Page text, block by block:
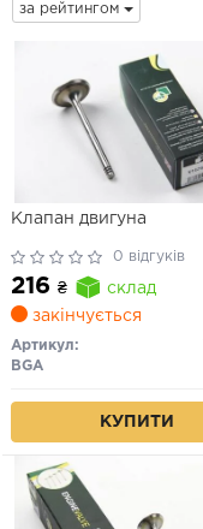
за рейтингом
Клапан двигуна
0 відгуків
216 ₴
склад
закінчується
Артикул:
BGA
КУПИТИ